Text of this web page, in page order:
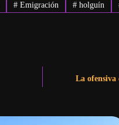
# Emigración # holguín
La ofensiva